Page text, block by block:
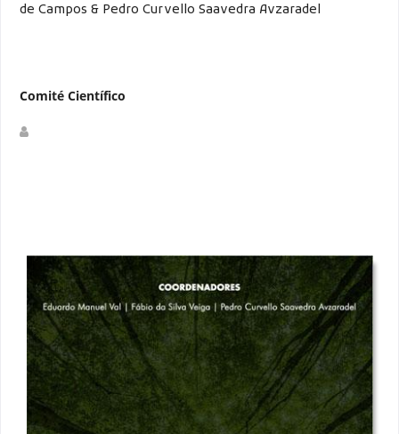
de Campos & Pedro Curvello Saavedra Avzaradel
Comité Científico